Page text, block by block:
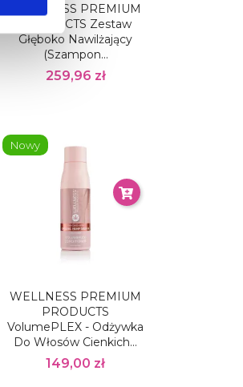
WELLNESS PREMIUM
PRODUCTS Zestaw
Głęboko Nawilżający
(szampon...
259,96 zł
WELLNESS PREMIUM
PRODUCTS
VolumePLEX - Odżywka
Do Włosów Cienkich...
149,00 zł
Nowy